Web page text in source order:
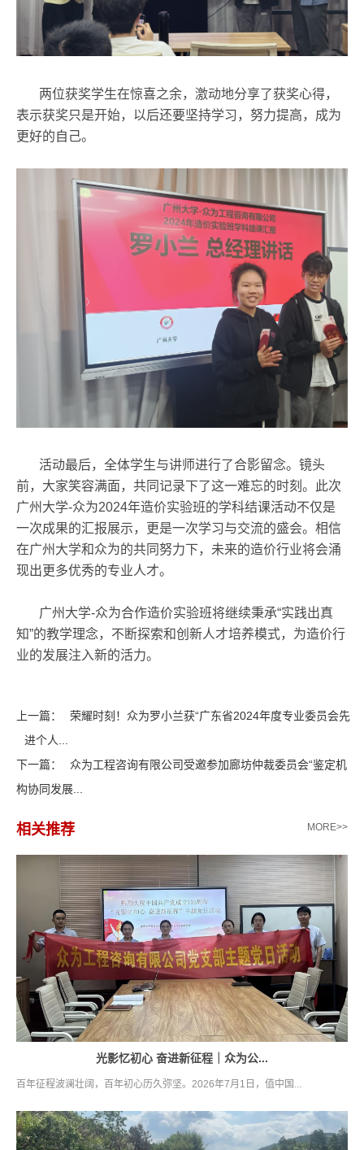
两位获奖学生在惊喜之余，激动地分享了获奖心得，
表示获奖只是开始，以后还要坚持学习，努力提高，成为
更好的自己。
活动最后，全体学生与讲师进行了合影留念。镜头
前，大家笑容满面，共同记录下了这一难忘的时刻。此次
广州大学-众为2024年造价实验班的学科结课活动不仅是
一次成果的汇报展示，更是一次学习与交流的盛会。相信
在广州大学和众为的共同努力下，未来的造价行业将会涌
现出更多优秀的专业人才。
广州大学-众为合作造价实验班将继续秉承“实践出真
知”的教学理念，不断探索和创新人才培养模式，为造价行
业的发展注入新的活力。
上一篇：
荣耀时刻！众为罗小兰获“广东省2024年度专业委员会先
进个人...
下一篇：
众为工程咨询有限公司受邀参加廊坊仲裁委员会“鉴定机
构协同发展...
相关推荐 MORE>>
光影忆初心 奋进新征程｜众为公...
百年征程波澜壮阔，百年初心历久弥坚。2026年7月1日，值中国...